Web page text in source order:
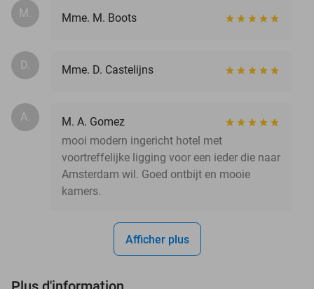
M. Mme. M. Boots
D. Mme. D. Castelijns
A.
M. A. Gomez
mooi modern ingericht hotel met
voortreffelijke ligging voor een ieder die naar
Amsterdam wil. Goed ontbijt en mooie
kamers.
Afficher plus